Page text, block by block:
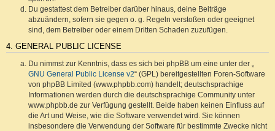
Du gestattest dem Betreiber darüber hinaus, deine Beiträge
abzuändern, sofern sie gegen o. g. Regeln verstoßen oder geeignet
sind, dem Betreiber oder einem Dritten Schaden zuzufügen.
4. GENERAL PUBLIC LICENSE
Du nimmst zur Kenntnis, dass es sich bei phpBB um eine unter der „
GNU General Public License v2“ (GPL) bereitgestellten Foren-Software
von phpBB Limited (www.phpbb.com) handelt; deutschsprachige
Informationen werden durch die deutschsprachige Community unter
www.phpbb.de zur Verfügung gestellt. Beide haben keinen Einfluss auf
die Art und Weise, wie die Software verwendet wird. Sie können
insbesondere die Verwendung der Software für bestimmte Zwecke nicht